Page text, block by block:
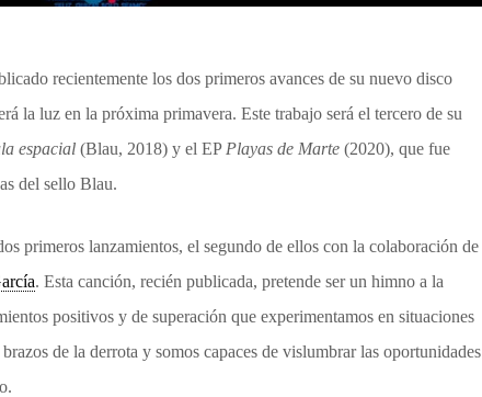
recientemente los dos primeros avances de su nuevo disco
la luz en la próxima primavera. Este trabajo será el tercero de su
espacial (Blau, 2018) y el EP Playas de Marte (2020), que fue
del sello Blau.
primeros lanzamientos, el segundo de ellos con la colaboración de
. Esta canción, recién publicada, pretende ser un himno a la
positivos y de superación que experimentamos en situaciones
de la derrota y somos capaces de vislumbrar las oportunidades